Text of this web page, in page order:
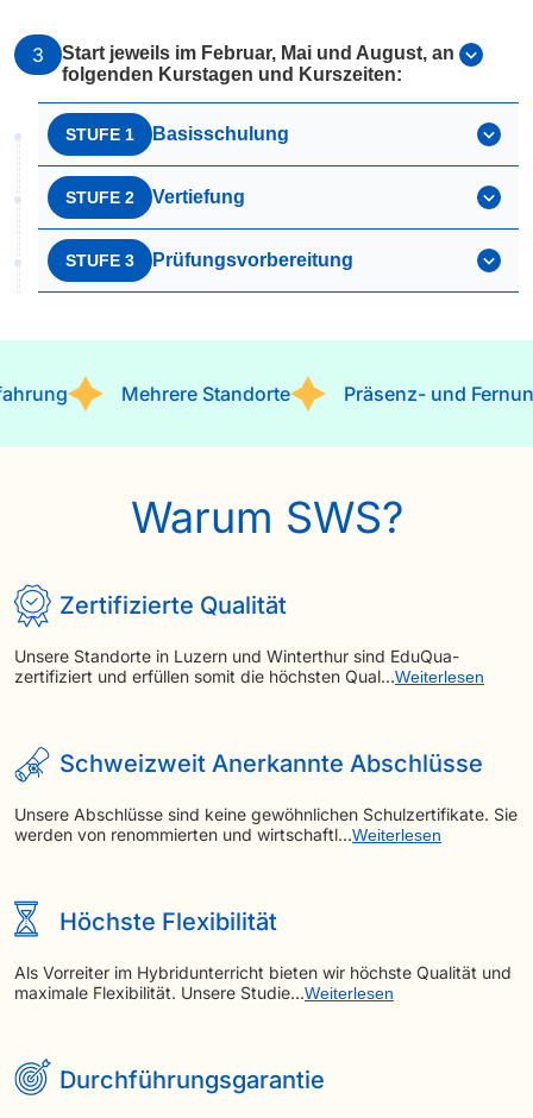
3
Start jeweils im Februar, Mai und August, an
folgenden Kurstagen und Kurszeiten:
STUFE 1 Basisschulung
STUFE 2 Vertiefung
STUFE 3 Prüfungsvorbereitung
Mehrere Standorte Präsenz- und
Warum SWS?
Zertifizierte Qualität
Unsere Standorte in Luzern und Winterthur sind EduQua-
zertifiziert und erfüllen somit die höchsten Qual…Weiterlesen
Schweizweit Anerkannte Abschlüsse
Unsere Abschlüsse sind keine gewöhnlichen Schulzertifikate. Sie
werden von renommierten und wirtschaftl…Weiterlesen
Höchste Flexibilität
Als Vorreiter im Hybridunterricht bieten wir höchste Qualität und
maximale Flexibilität. Unsere Studie…Weiterlesen
Durchführungsgarantie